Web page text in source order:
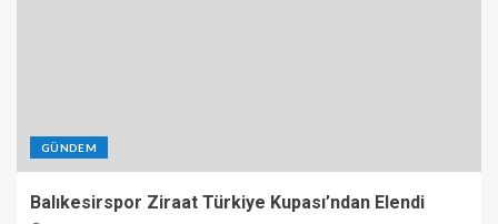
GÜNDEM
Balıkesirspor Ziraat Türkiye Kupası’ndan Elendi